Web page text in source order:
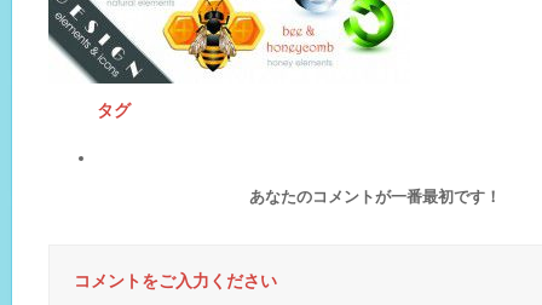
タグ
あなたのコメントが一番最初です！
コメントをご入力ください